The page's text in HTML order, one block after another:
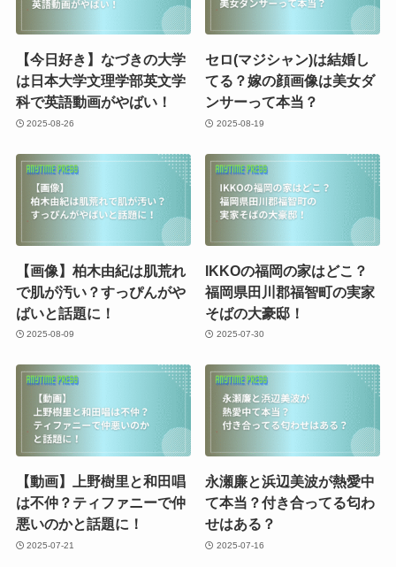
【今日好き】なづきの大学
は日本大学文理学部英文学
科で英語動画がやばい！
2025-08-26
セロ(マジシャン)は結婚し
てる？嫁の顔画像は美女ダ
ンサーって本当？
2025-08-19
【画像】柏木由紀は肌荒れ
で肌が汚い？すっぴんがや
ばいと話題に！
2025-08-09
IKKOの福岡の家はどこ？
福岡県田川郡福智町の実家
そばの大豪邸！
2025-07-30
【動画】上野樹里と和田唱
は不仲？ティファニーで仲
悪いのかと話題に！
2025-07-21
永瀬廉と浜辺美波が熱愛中
て本当？付き合ってる匂わ
せはある？
2025-07-16